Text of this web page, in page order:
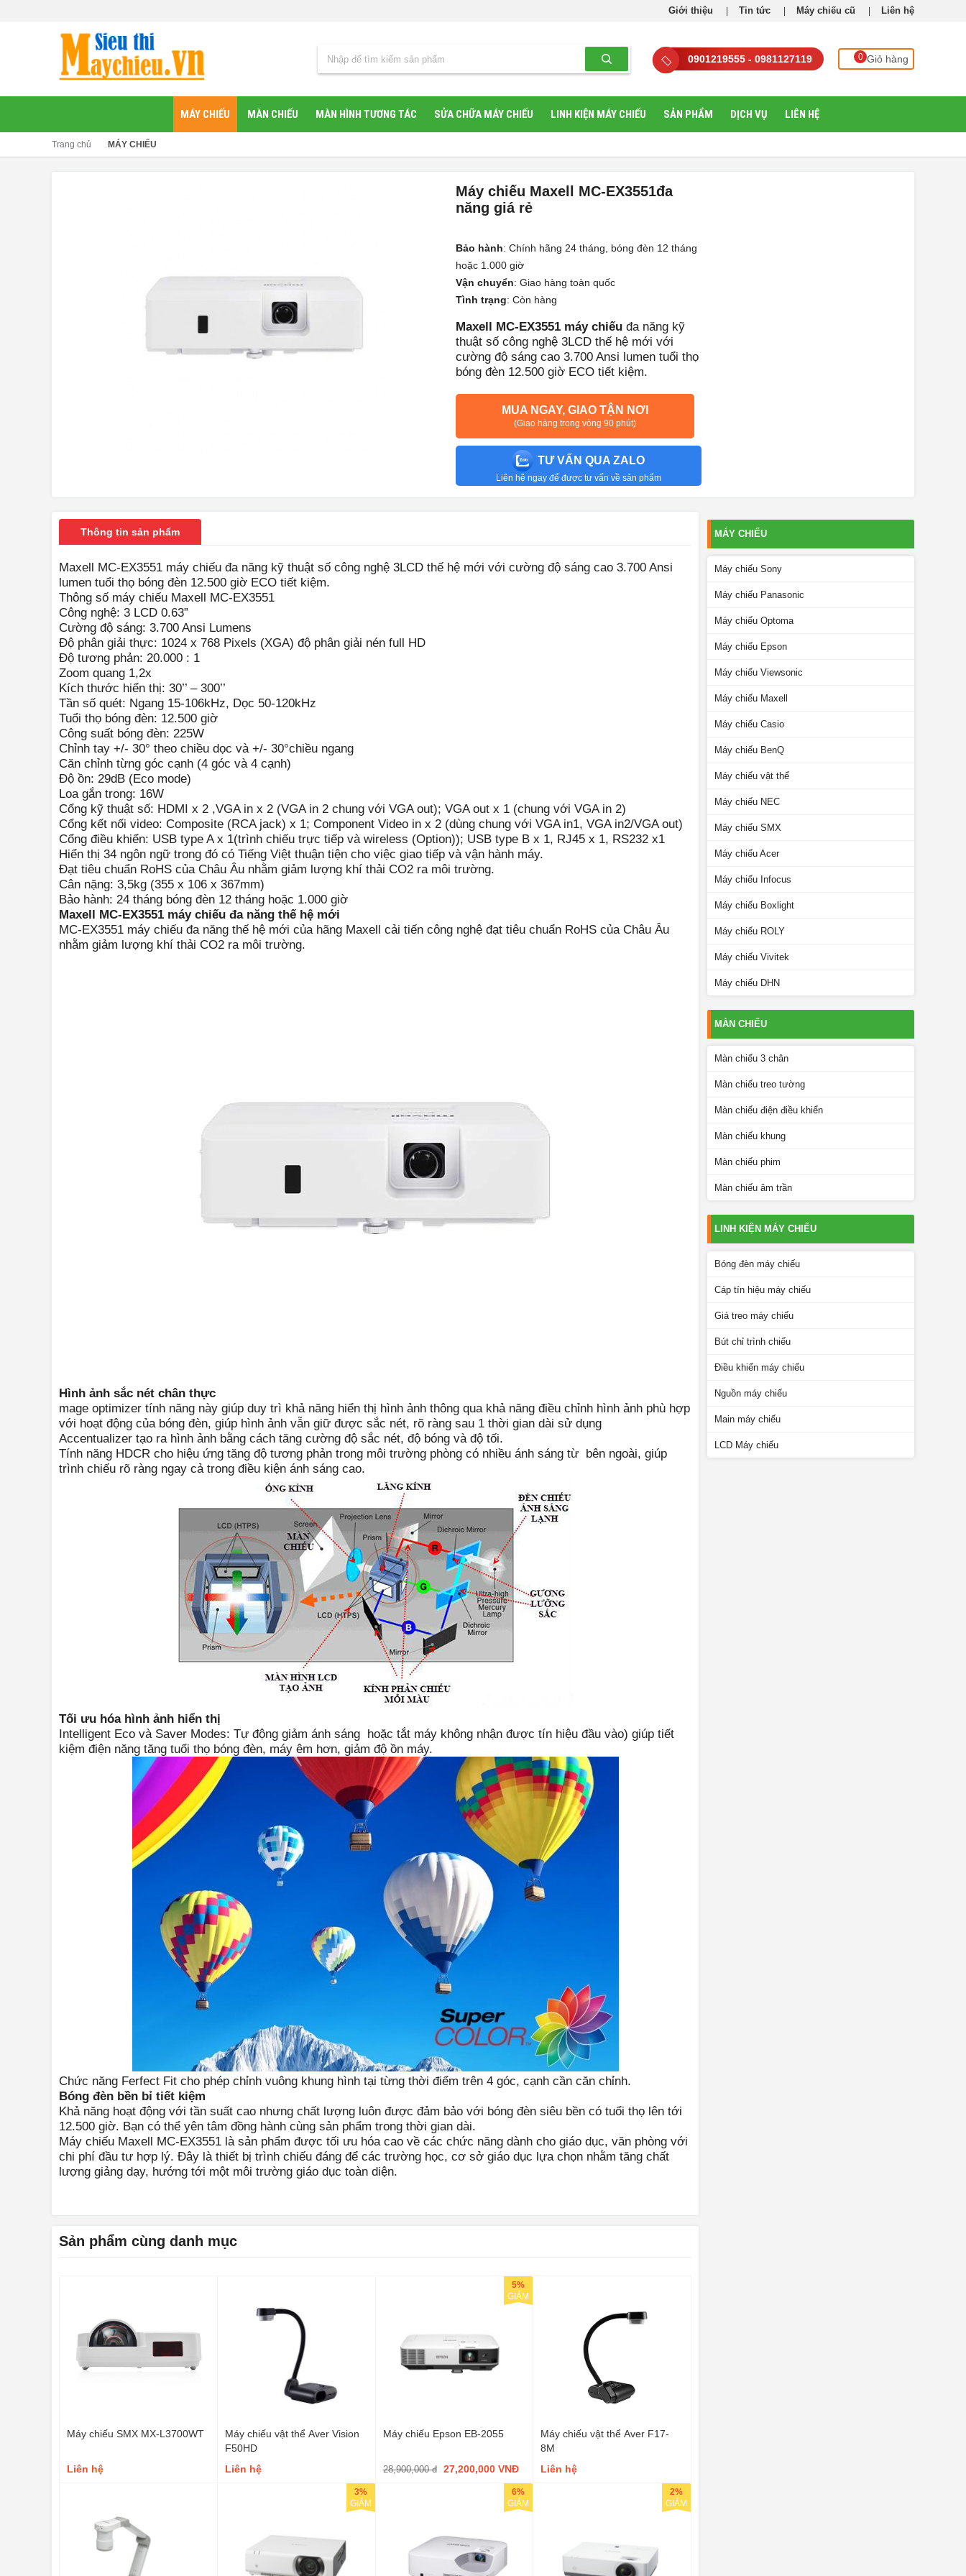
Giới thiệu Tin tức Máy chiếu cũ Liên hệ
0901219555 - 0981127119 0 Giỏ hàng
MÁY CHIẾU MÀN CHIẾU MÀN HÌNH TƯƠNG TÁC SỬA CHỮA MÁY CHIẾU LINH KIỆN MÁY CHIẾU SẢN PHẨM DỊCH VỤ LIÊN HỆ
Trang chủ MÁY CHIẾU
Máy chiếu Maxell MC-EX3551đa
năng giá rẻ
Bảo hành: Chính hãng 24 tháng, bóng đèn 12 tháng
hoặc 1.000 giờ
Vận chuyển: Giao hàng toàn quốc
Tình trạng: Còn hàng
Maxell MC-EX3551 máy chiếuđa năng kỹ
thuật số công nghệ 3LCD thế hệ mới với
cường độ sáng cao 3.700 Ansi lumen tuổi thọ
bóng đèn 12.500 giờ ECO tiết kiệm.
MUA NGAY, GIAO TẬN NƠI
(Giao hàng trong vòng 90 phút)
TƯ VẤN QUA ZALO
Liên hệ ngay để được tư vấn về sản phẩm
Thông tin sản phẩm
Maxell MC-EX3551 máy chiếu đa năng kỹ thuật số công nghệ 3LCD thế hệ mới với cường độ sáng cao 3.700 Ansi
lumen tuổi thọ bóng đèn 12.500 giờ ECO tiết kiệm.
Thông số máy chiếu Maxell MC-EX3551
Công nghệ: 3 LCD 0.63”
Cường độ sáng: 3.700 Ansi Lumens
Độ phân giải thực: 1024 x 768 Pixels (XGA) độ phân giải nén full HD
Độ tương phản: 20.000 : 1
Zoom quang 1,2x
Kích thước hiển thị: 30’’ – 300’’
Tần số quét: Ngang 15-106kHz, Dọc 50-120kHz
Tuổi thọ bóng đèn: 12.500 giờ
Công suất bóng đèn: 225W
Chỉnh tay +/- 30° theo chiều dọc và +/- 30°chiều ngang
Căn chỉnh từng góc cạnh (4 góc và 4 cạnh)
Độ ồn: 29dB (Eco mode)
Loa gắn trong: 16W
Cổng kỹ thuật số: HDMI x 2 ,VGA in x 2 (VGA in 2 chung với VGA out); VGA out x 1 (chung với VGA in 2)
Cổng kết nối video: Composite (RCA jack) x 1; Component Video in x 2 (dùng chung với VGA in1, VGA in2/VGA out)
Cổng điều khiển: USB type A x 1(trình chiếu trực tiếp và wireless (Option)); USB type B x 1, RJ45 x 1, RS232 x1
Hiển thị 34 ngôn ngữ trong đó có Tiếng Việt thuận tiện cho việc giao tiếp và vận hành máy.
Đạt tiêu chuẩn RoHS của Châu Âu nhằm giảm lượng khí thải CO2 ra môi trường.
Cân nặng: 3,5kg (355 x 106 x 367mm)
Bảo hành: 24 tháng bóng đèn 12 tháng hoặc 1.000 giờ
Maxell MC-EX3551 máy chiếu đa năng thế hệ mới
MC-EX3551 máy chiếu đa năng thế hệ mới của hãng Maxell cải tiến công nghệ đạt tiêu chuẩn RoHS của Châu Âu
nhằm giảm lượng khí thải CO2 ra môi trường.
Hình ảnh sắc nét chân thực
mage optimizer tính năng này giúp duy trì khả năng hiển thị hình ảnh thông qua khả năng điều chỉnh hình ảnh phù hợp
với hoạt động của bóng đèn, giúp hình ảnh vẫn giữ được sắc nét, rõ ràng sau 1 thời gian dài sử dụng
Accentualizer tạo ra hình ảnh bằng cách tăng cường độ sắc nét, độ bóng và độ tối.
Tính năng HDCR cho hiệu ứng tăng độ tương phản trong môi trường phòng có nhiều ánh sáng từ bên ngoài, giúp
trình chiếu rõ ràng ngay cả trong điều kiện ánh sáng cao.
Tối ưu hóa hình ảnh hiển thị
Intelligent Eco và Saver Modes: Tự động giảm ánh sáng hoặc tắt máy không nhận được tín hiệu đầu vào) giúp tiết
kiệm điện năng tăng tuổi thọ bóng đèn, máy êm hơn, giảm độ ồn máy.
Chức năng Ferfect Fit cho phép chỉnh vuông khung hình tại từng thời điểm trên 4 góc, cạnh cần căn chỉnh.
Bóng đèn bền bỉ tiết kiệm
Khả năng hoạt động với tần suất cao nhưng chất lượng luôn được đảm bảo với bóng đèn siêu bền có tuổi thọ lên tới
12.500 giờ. Bạn có thể yên tâm đồng hành cùng sản phẩm trong thời gian dài.
Máy chiếu Maxell MC-EX3551 là sản phẩm được tối ưu hóa cao về các chức năng dành cho giáo dục, văn phòng với
chi phí đầu tư hợp lý. Đây là thiết bị trình chiếu đáng để các trường học, cơ sở giáo dục lựa chọn nhằm tăng chất
lượng giảng dạy, hướng tới một môi trường giáo dục toàn diện.
Sản phẩm cùng danh mục
Máy chiếu SMX MX-L3700WT
Liên hệ
Máy chiếu vật thể Aver Vision
F50HD
Liên hệ
Máy chiếu Epson EB-2055
28,900,000 đ 27,200,000 VNĐ
5%
GIẢM
Máy chiếu vật thể Aver F17-
8M
Liên hệ
3%
GIẢM
6%
GIẢM
2%
GIẢM
MÁY CHIẾU
Máy chiếu Sony
Máy chiếu Panasonic
Máy chiếu Optoma
Máy chiếu Epson
Máy chiếu Viewsonic
Máy chiếu Maxell
Máy chiếu Casio
Máy chiếu BenQ
Máy chiếu vật thể
Máy chiếu NEC
Máy chiếu SMX
Máy chiếu Acer
Máy chiếu Infocus
Máy chiếu Boxlight
Máy chiếu ROLY
Máy chiếu Vivitek
Máy chiếu DHN
MÀN CHIẾU
Màn chiếu 3 chân
Màn chiếu treo tường
Màn chiếu điện điều khiển
Màn chiếu khung
Màn chiếu phim
Màn chiếu âm trần
LINH KIỆN MÁY CHIẾU
Bóng đèn máy chiếu
Cáp tín hiệu máy chiếu
Giá treo máy chiếu
Bút chỉ trình chiếu
Điều khiển máy chiếu
Nguồn máy chiếu
Main máy chiếu
LCD Máy chiếu